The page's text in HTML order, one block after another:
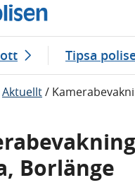
Tipsa
Aktuellt/
Borlänge